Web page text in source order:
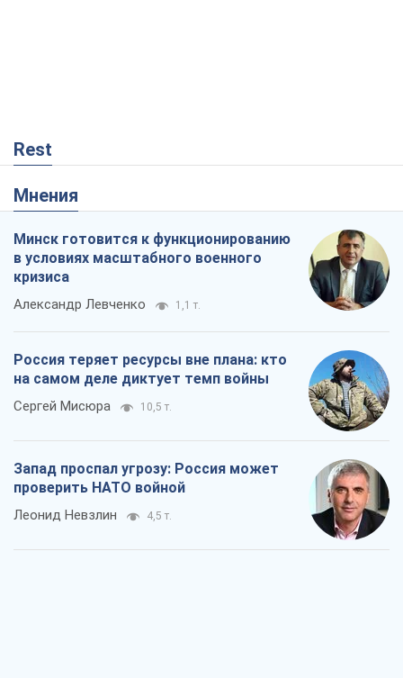
Rest
Мнения
Минск готовится к функционированию
в условиях масштабного военного
кризиса
Александр Левченко 1,1 т.
Россия теряет ресурсы вне плана: кто
на самом деле диктует темп войны
Сергей Мисюра 10,5 т.
Запад проспал угрозу: Россия может
проверить НАТО войной
Леонид Невзлин 4,5 т.